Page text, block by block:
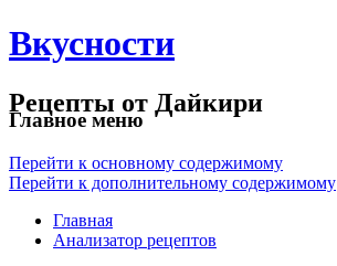
Вкусности
Рецепты от Дайкири
Главное меню
Перейти к основному содержимому
Перейти к дополнительному содержимому
Главная
Анализатор рецептов